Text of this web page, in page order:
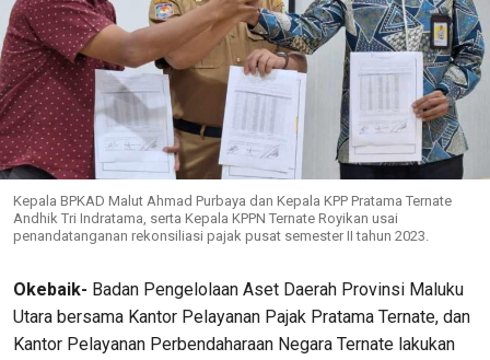
Kepala BPKAD Malut Ahmad Purbaya dan Kepala KPP Pratama Ternate
Andhik Tri Indratama, serta Kepala KPPN Ternate Royikan usai
penandatanganan rekonsiliasi pajak pusat semester II tahun 2023.
Okebaik- Badan Pengelolaan Aset Daerah Provinsi Maluku
Utara bersama Kantor Pelayanan Pajak Pratama Ternate, dan
Kantor Pelayanan Perbendaharaan Negara Ternate lakukan